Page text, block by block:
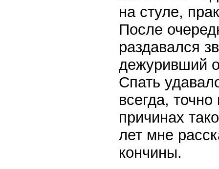
на стуле,
После
раздавался
дежуривший
Спать
всегда,
причинах
лет мне
кончины.